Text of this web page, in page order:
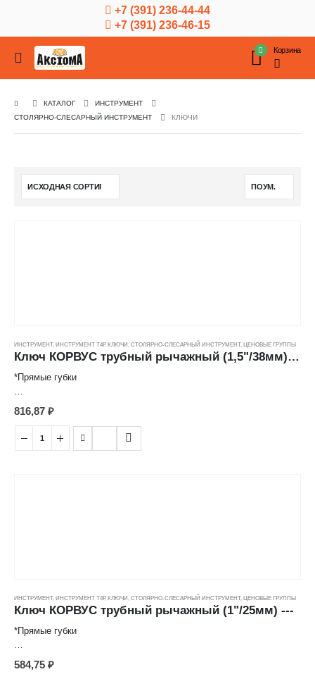
+7 (391) 236-44-44
+7 (391) 236-46-15
Корзина
КАТАЛОГ
ИНСТРУМЕНТ
СТОЛЯРНО-СЛЕСАРНЫЙ ИНСТРУМЕНТ
КЛЮЧИ
ИНСТРУМЕНТ, ИНСТРУМЕНТ Т4Р, КЛЮЧИ СТОЛЯРНО-СЛЕСАРНЫЙ ИНСТРУМЕНТ, ЦЕНОВЫЕ ГРУППЫ
Ключ КОРВУС трубный рычажный (1,5"/38мм) ---
*Прямые губки
-Применяется для проведения работ с водопроводными, газовыми
и иными трубами , а также с метрическим крепежом больших
размеров и форм.
816,87 ₽
ИНСТРУМЕНТ, ИНСТРУМЕНТ Т4Р, КЛЮЧИ СТОЛЯРНО-СЛЕСАРНЫЙ ИНСТРУМЕНТ, ЦЕНОВЫЕ ГРУППЫ
Ключ КОРВУС трубный рычажный (1"/25мм) ---
*Прямые губки
-Применяется для проведения работ с водопроводными, газовыми
и иными трубами , а также с метрическим крепежом больших
584,75 ₽